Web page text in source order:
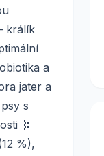
králík
a
jater a
s
🧬
%),